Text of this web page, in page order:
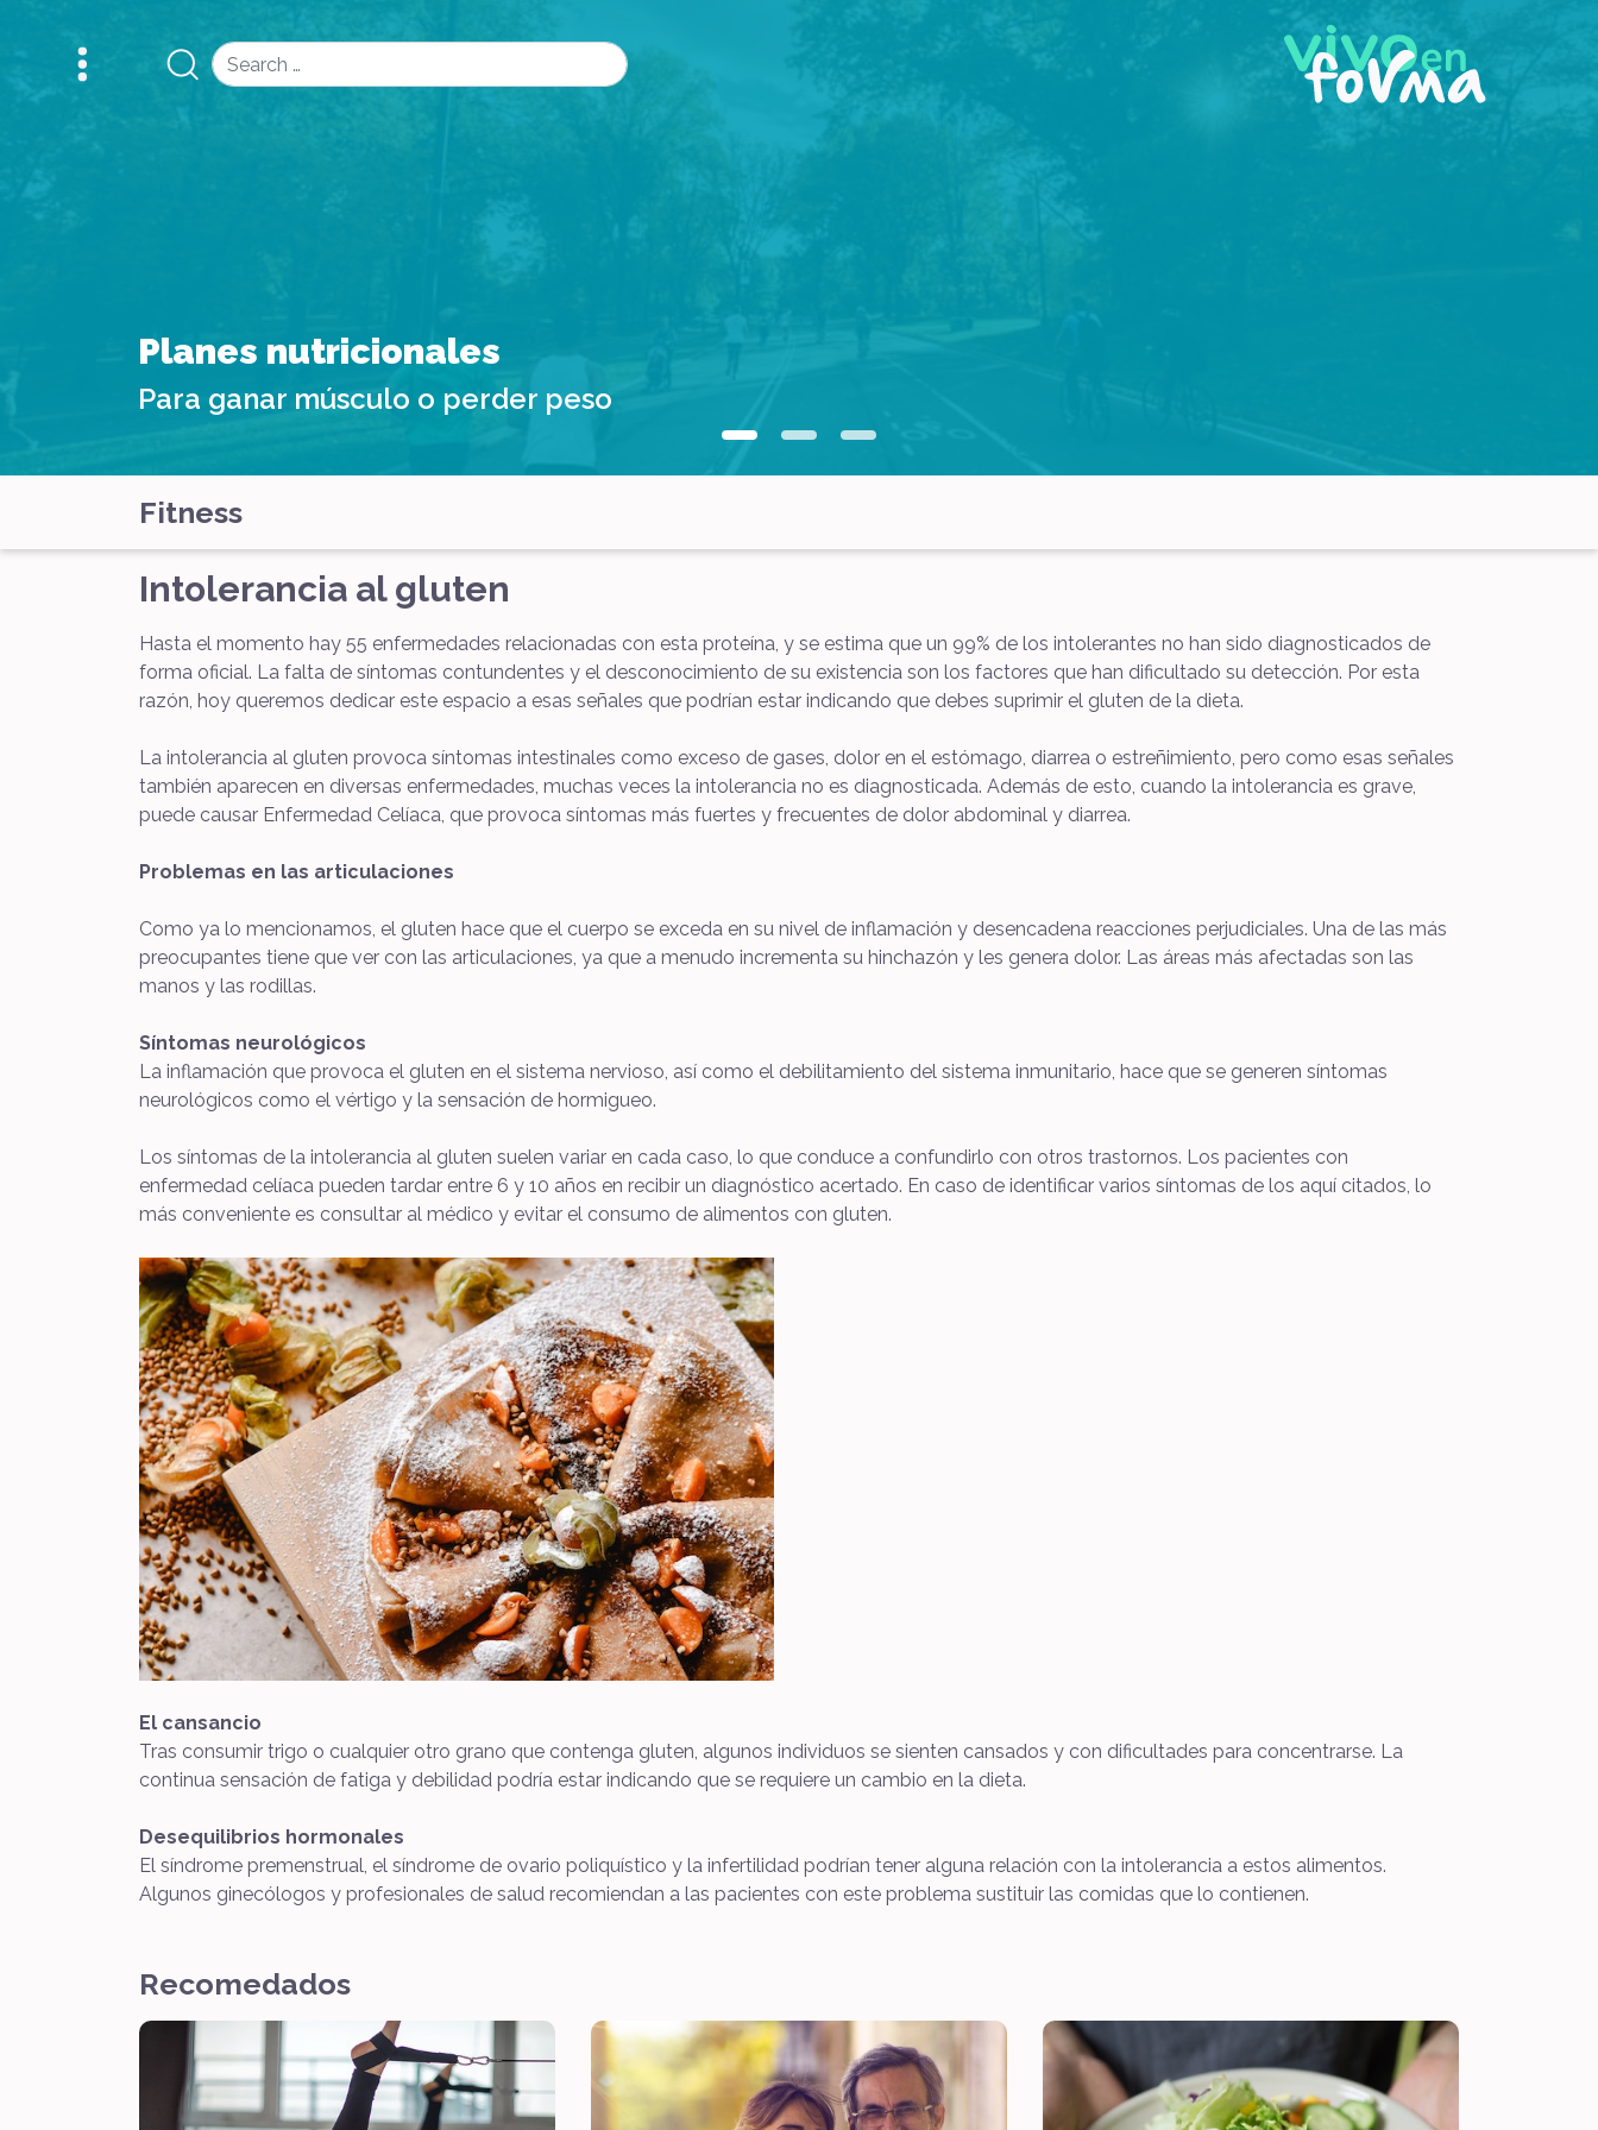
Search
Planes nutricionales
Para ganar músculo o perder peso
Fitness
Intolerancia al gluten
Hasta el momento hay 55 enfermedades relacionadas con esta proteína, y se estima que un 99% de los intolerantes no han sido diagnosticados de
forma oficial. La falta de síntomas contundentes y el desconocimiento de su existencia son los factores que han dificultado su detección. Por esta
razón, hoy queremos dedicar este espacio a esas señales que podrían estar indicando que debes suprimir el gluten de la dieta.
La intolerancia al gluten provoca síntomas intestinales como exceso de gases, dolor en el estómago, diarrea o estreñimiento, pero como esas señales
también aparecen en diversas enfermedades, muchas veces la intolerancia no es diagnosticada. Además de esto, cuando la intolerancia es grave,
puede causar Enfermedad Celíaca, que provoca síntomas más fuertes y frecuentes de dolor abdominal y diarrea.
Problemas en las articulaciones
Como ya lo mencionamos, el gluten hace que el cuerpo se exceda en su nivel de inflamación y desencadena reacciones perjudiciales. Una de las más
preocupantes tiene que ver con las articulaciones, ya que a menudo incrementa su hinchazón y les genera dolor. Las áreas más afectadas son las
manos y las rodillas.
Síntomas neurológicos
La inflamación que provoca el gluten en el sistema nervioso, así como el debilitamiento del sistema inmunitario, hace que se generen síntomas
neurológicos como el vértigo y la sensación de hormigueo.
Los síntomas de la intolerancia al gluten suelen variar en cada caso, lo que conduce a confundirlo con otros trastornos. Los pacientes con
enfermedad celíaca pueden tardar entre 6 y 10 años en recibir un diagnóstico acertado. En caso de identificar varios síntomas de los aquí citados, lo
más conveniente es consultar al médico y evitar el consumo de alimentos con gluten.
El cansancio
Tras consumir trigo o cualquier otro grano que contenga gluten, algunos individuos se sienten cansados y con dificultades para concentrarse. La
continua sensación de fatiga y debilidad podría estar indicando que se requiere un cambio en la dieta.
Desequilibrios hormonales
El síndrome premenstrual, el síndrome de ovario poliquístico y la infertilidad podrían tener alguna relación con la intolerancia a estos alimentos.
Algunos ginecólogos y profesionales de salud recomiendan a las pacientes con este problema sustituir las comidas que lo contienen.
Recomedados